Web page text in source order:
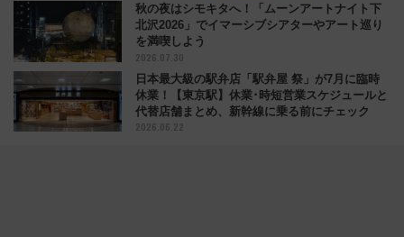
秋の夜はシモキタへ！「ムーンアートナイト下
北沢2026」でイマーシブシアターやアート巡り
を満喫しよう
2026.07.30
日本最大級の駅弁店「駅弁屋 祭」が7月に臨時
休業！【東京駅】休業･時短営業スケジュールと
代替店舗まとめ、新幹線に乗る前にチェック
2026.06.22